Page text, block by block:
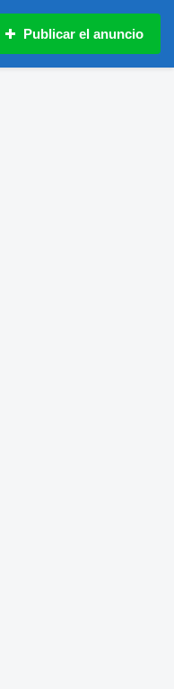
Publicar el anuncio